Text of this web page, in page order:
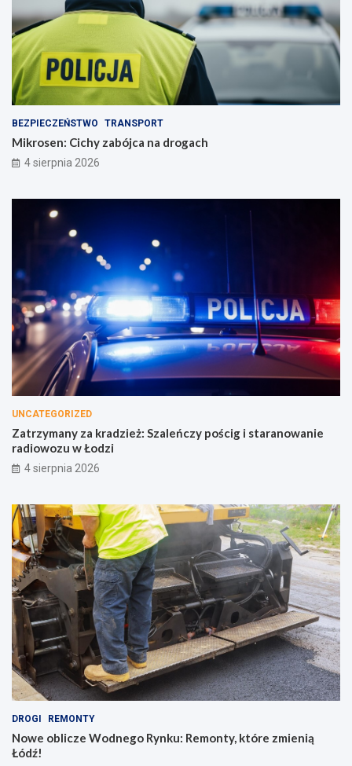
BEZPIECZEŃSTWO TRANSPORT
Mikrosen: Cichy zabójca na drogach
4 sierpnia 2026
UNCATEGORIZED
Zatrzymany za kradzież: Szaleńczy pościg i staranowanie
radiowozu w Łodzi
4 sierpnia 2026
DROGI REMONTY
Nowe oblicze Wodnego Rynku: Remonty, które zmienią
Łódź!